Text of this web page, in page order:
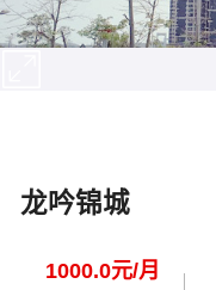
龙吟锦城
1000.0元/月